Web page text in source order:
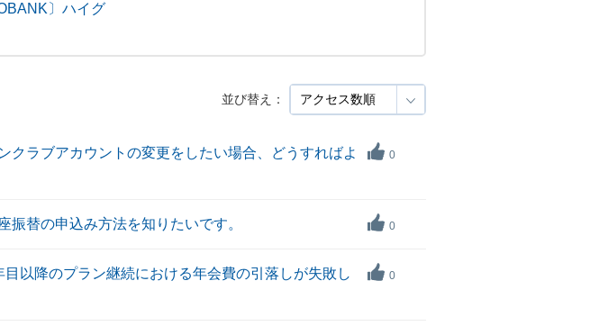
〕ハイグ
並び替え：
クラブアカウントの変更をしたい場合、どうすればよ
0
振替の申込み方法を知りたいです。 0
以降のプラン継続における年会費の引落しが失敗し
0